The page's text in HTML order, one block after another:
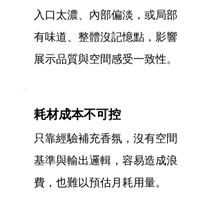
入口太濃、內部偏淡，或局部
有味道、整體沒記憶點，影響
展示品質與空間感受一致性。
耗材成本不可控
只靠經驗補充香氛，沒有空間
基準與輸出邏輯，容易造成浪
費，也難以預估月耗用量。